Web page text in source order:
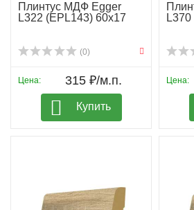
Плинтус МДФ Egger
L322 (EPL143) 60х17
(0)
Цена: 315 ₽/м.п.
Купить
Цена: